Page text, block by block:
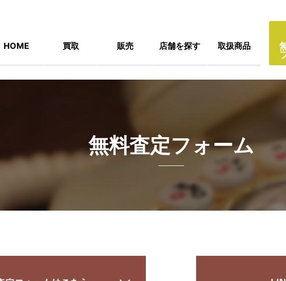
HOME 買取 販売 店舗を探す 取扱商品
無料査定フォーム